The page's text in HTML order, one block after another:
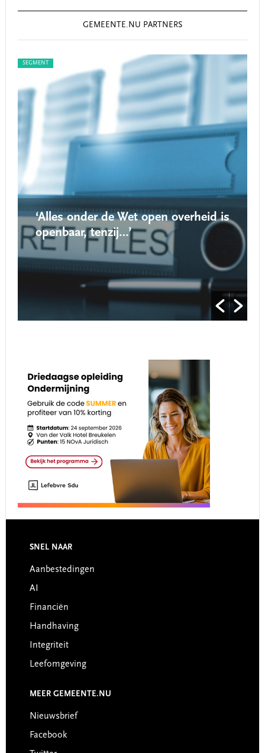
GEMEENTE.NU PARTNERS
SEGMENT
‘Alles onder de Wet open overheid is
openbaar, tenzij…’
Footer
SNEL NAAR
Aanbestedingen
AI
Financiën
Handhaving
Integriteit
Leefomgeving
MEER GEMEENTE.NU
Nieuwsbrief
Facebook